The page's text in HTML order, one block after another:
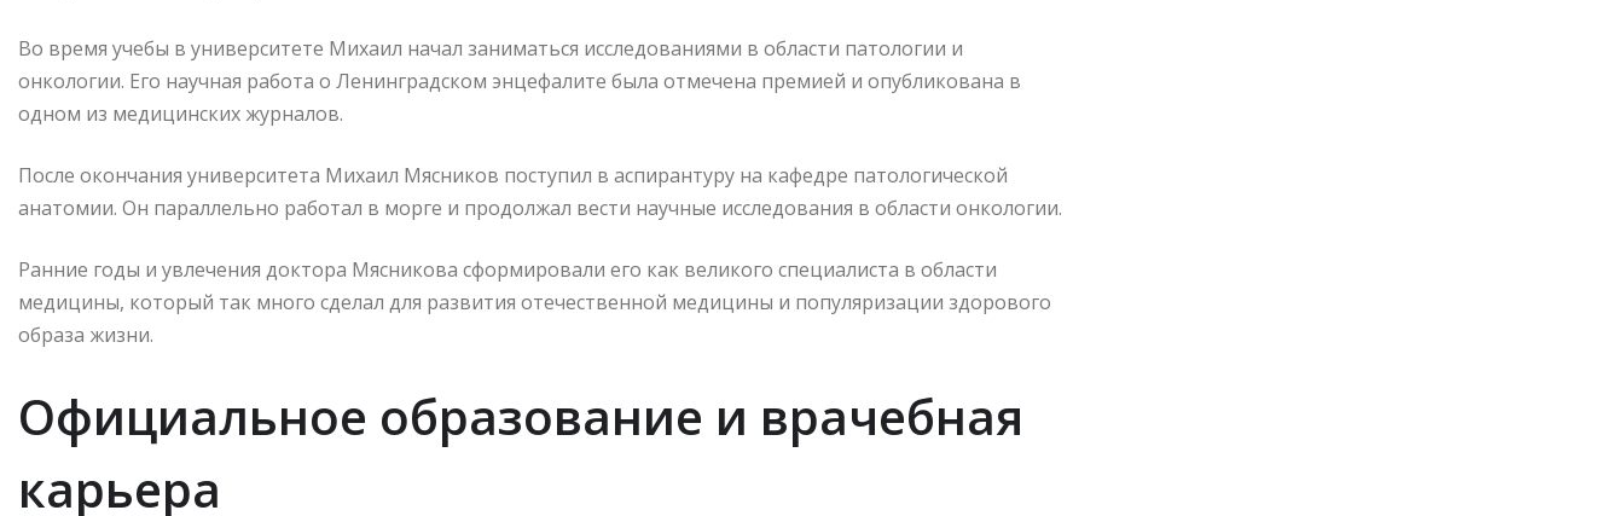
Во время учебы в университете Михаил начал заниматься исследованиями в области патологии и
онкологии. Его научная работа о Ленинградском энцефалите была отмечена премией и опубликована в
одном из медицинских журналов.
После окончания университета Михаил Мясников поступил в аспирантуру на кафедре патологической
анатомии. Он параллельно работал в морге и продолжал вести научные исследования в области онкологии.
Ранние годы и увлечения доктора Мясникова сформировали его как великого специалиста в области
медицины, который так много сделал для развития отечественной медицины и популяризации здорового
образа жизни.
Официальное образование и врачебная
карьера